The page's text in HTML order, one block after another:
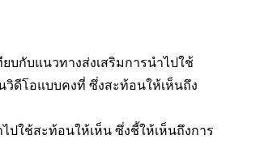
กับแนวทางส่งเสริมการนำไปใช้
ดีโอแบบคงที่ ซึ่งสะท้อนให้เห็นถึง
ปใช้สะท้อนให้เห็น ซึ่งชี้ให้เห็นถึงการ